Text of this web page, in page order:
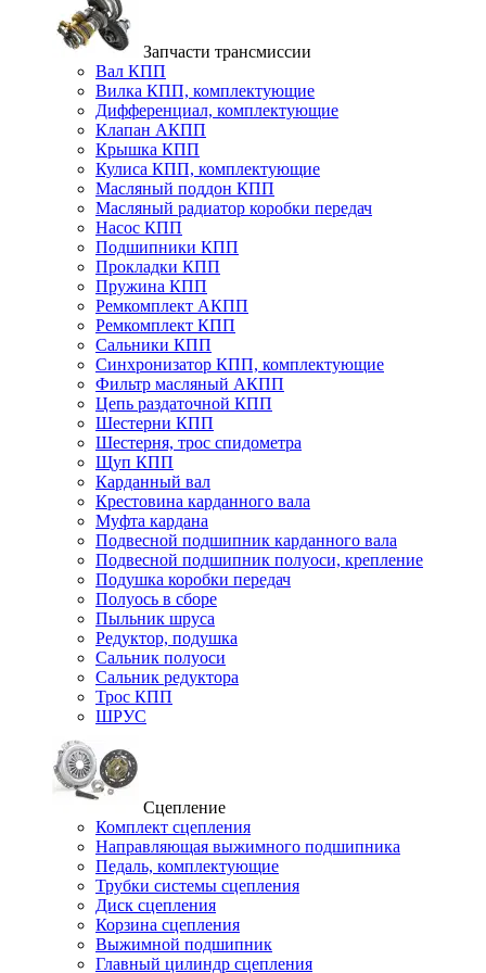
Запчасти трансмиссии
Вал КПП
Вилка КПП, комплектующие
Дифференциал, комплектующие
Клапан АКПП
Крышка КПП
Кулиса КПП, комплектующие
Масляный поддон КПП
Масляный радиатор коробки передач
Насос КПП
Подшипники КПП
Прокладки КПП
Пружина КПП
Ремкомплект АКПП
Ремкомплект КПП
Сальники КПП
Синхронизатор КПП, комплектующие
Фильтр масляный АКПП
Цепь раздаточной КПП
Шестерни КПП
Шестерня, трос спидометра
Щуп КПП
Карданный вал
Крестовина карданного вала
Муфта кардана
Подвесной подшипник карданного вала
Подвесной подшипник полуоси, крепление
Подушка коробки передач
Полуось в сборе
Пыльник шруса
Редуктор, подушка
Сальник полуоси
Сальник редуктора
Трос КПП
ШРУС
Сцепление
Комплект сцепления
Направляющая выжимного подшипника
Педаль, комплектующие
Трубки системы сцепления
Диск сцепления
Корзина сцепления
Выжимной подшипник
Главный цилиндр сцепления